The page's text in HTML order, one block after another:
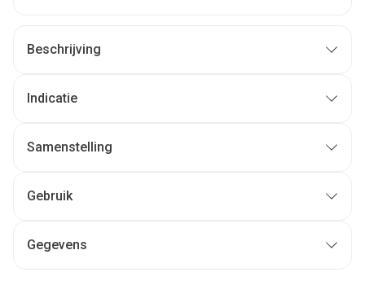
Beschrijving
Indicatie
Samenstelling
Gebruik
Gegevens